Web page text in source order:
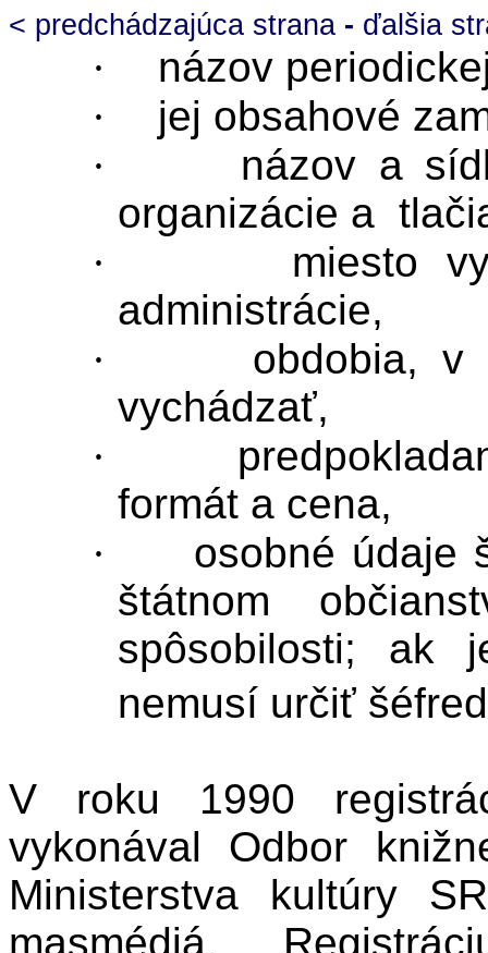
< predchádzajúca strana - ďalšia
·
názov
·
jej obsahové
·
názov a
organizácie a
·
miesto
administrácie,
·
obdobia, v
vychádzať,
·
formát a cena,
·
osobné údaje
štátnom
spôsobilosti; ak
nemusí určiť
V roku 1990
vykonával Odbor
Ministerstva kultúry
masmédiá.